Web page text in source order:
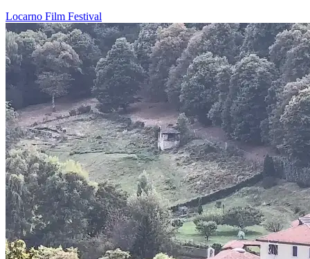
Locarno Film Festival